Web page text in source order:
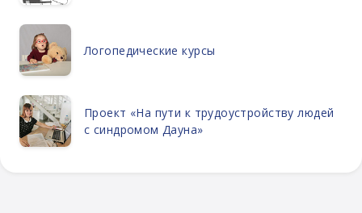
Логопедические курсы
Проект «На пути к трудоустройству людей
с синдромом Дауна»